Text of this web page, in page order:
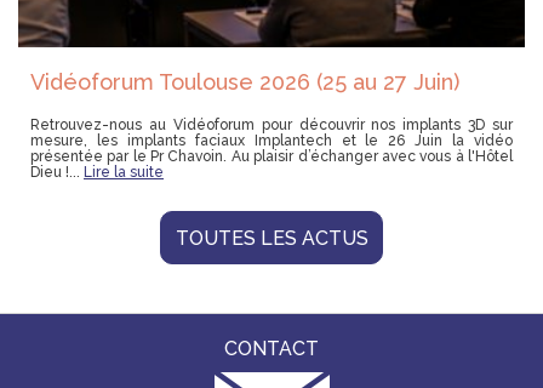
Vidéoforum Toulouse 2026 (25 au 27 Juin)
Retrouvez-nous au Vidéoforum pour découvrir nos implants 3D sur
mesure, les implants faciaux Implantech et le 26 Juin la vidéo
présentée par le Pr Chavoin. Au plaisir d’échanger avec vous à l'Hôtel
Dieu !... Lire la suite
TOUTES LES ACTUS
CONTACT